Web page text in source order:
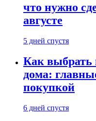
что нужно
августе
5 дней спустя
Как
дома:
покупкой
6 дней спустя